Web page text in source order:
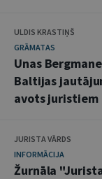
ULDIS KRASTIŅŠ
GRĀMATAS
Unas
Baltijas
avots juristiem
JURISTA VĀRDS
INFORMĀCIJA
Žurnāla